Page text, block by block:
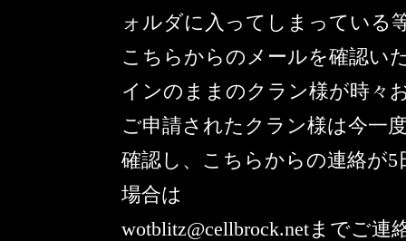
ォルダに入ってしまっている
こちらからのメールを確認い
インのままのクラン様が時々
ご申請されたクラン様は今一
確認し、こちらからの連絡が
場合は
wotblitz@cellbrock.netまでご連